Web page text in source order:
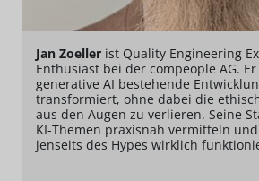
Jan Zoeller ist Quality Engineering
Enthusiast bei der compeople AG.
generative AI bestehende
transformiert, ohne dabei die
aus den Augen zu verlieren. Seine
KI-Themen praxisnah vermitteln
jenseits des Hypes wirklich